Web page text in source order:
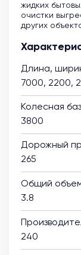
жидких
очистки
других
Длина,
7000, 2200,
Колесная
3800
Дорожный
265
Общий
3.8
240